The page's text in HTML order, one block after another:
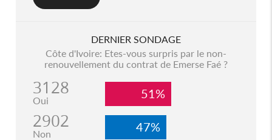
DERNIER SONDAGE
Côte d'Ivoire: Etes-vous surpris par le non-
renouvellement du contrat de Emerse Faé ?
3128
Oui 51%
2902
Non 47%